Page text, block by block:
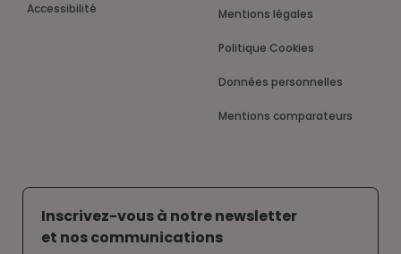
Accessibilité Mentions légales
Politique Cookies
Données personnelles
Mentions comparateurs
Inscrivez-vous à notre newsletter
et nos communications